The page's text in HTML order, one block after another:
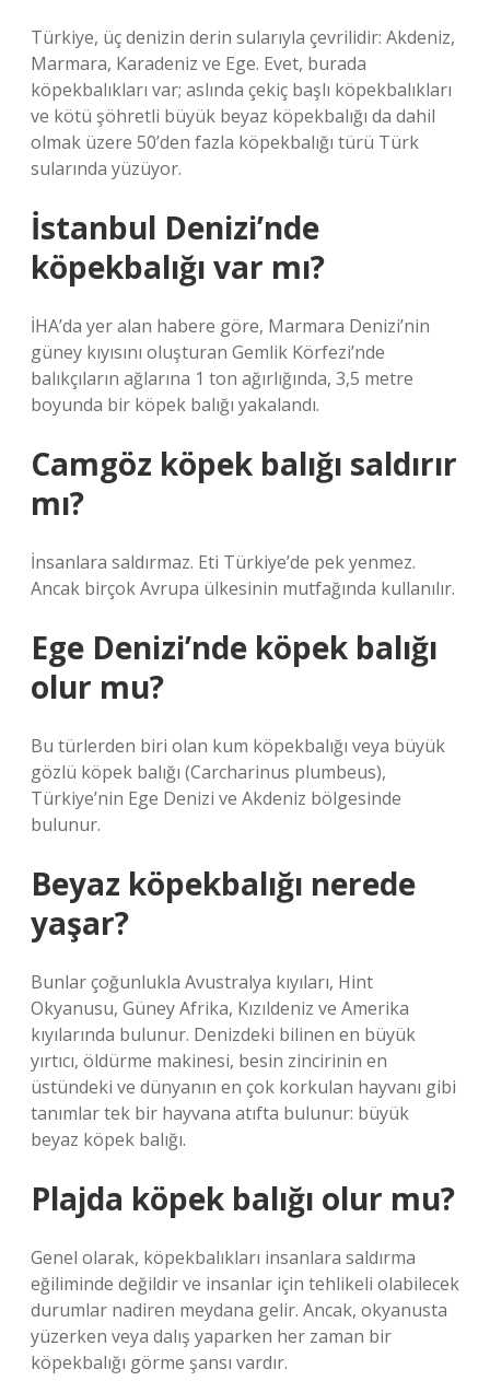
Türkiye, üç denizin derin sularıyla çevrilidir: Akdeniz,
Marmara, Karadeniz ve Ege. Evet, burada
köpekbalıkları var; aslında çekiç başlı köpekbalıkları
ve kötü şöhretli büyük beyaz köpekbalığı da dahil
olmak üzere 50’den fazla köpekbalığı türü Türk
sularında yüzüyor.
İstanbul Denizi’nde
köpekbalığı var mı?
İHA’da yer alan habere göre, Marmara Denizi’nin
güney kıyısını oluşturan Gemlik Körfezi’nde
balıkçıların ağlarına 1 ton ağırlığında, 3,5 metre
boyunda bir köpek balığı yakalandı.
Camgöz köpek balığı saldırır
mı?
İnsanlara saldırmaz. Eti Türkiye’de pek yenmez.
Ancak birçok Avrupa ülkesinin mutfağında kullanılır.
Ege Denizi’nde köpek balığı
olur mu?
Bu türlerden biri olan kum köpekbalığı veya büyük
gözlü köpek balığı (Carcharinus plumbeus),
Türkiye’nin Ege Denizi ve Akdeniz bölgesinde
bulunur.
Beyaz köpekbalığı nerede
yaşar?
Bunlar çoğunlukla Avustralya kıyıları, Hint
Okyanusu, Güney Afrika, Kızıldeniz ve Amerika
kıyılarında bulunur. Denizdeki bilinen en büyük
yırtıcı, öldürme makinesi, besin zincirinin en
üstündeki ve dünyanın en çok korkulan hayvanı gibi
tanımlar tek bir hayvana atıfta bulunur: büyük
beyaz köpek balığı.
Plajda köpek balığı olur mu?
Genel olarak, köpekbalıkları insanlara saldırma
eğiliminde değildir ve insanlar için tehlikeli olabilecek
durumlar nadiren meydana gelir. Ancak, okyanusta
yüzerken veya dalış yaparken her zaman bir
köpekbalığı görme şansı vardır.